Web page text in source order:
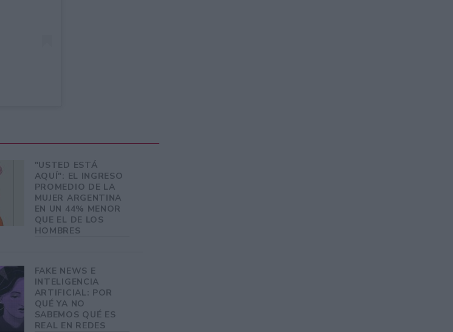
"USTED ESTÁ
AQUÍ": EL INGRESO
PROMEDIO DE LA
MUJER ARGENTINA
EN UN 44% MENOR
QUE EL DE LOS
HOMBRES
FAKE NEWS E
INTELIGENCIA
ARTIFICIAL: POR
QUÉ YA NO
SABEMOS QUÉ ES
REAL EN REDES